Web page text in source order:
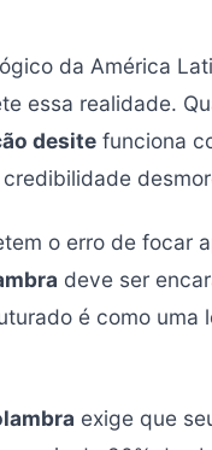
da América
essa realidade.
desite funciona
o erro de focar
deve ser
é como uma
exige que